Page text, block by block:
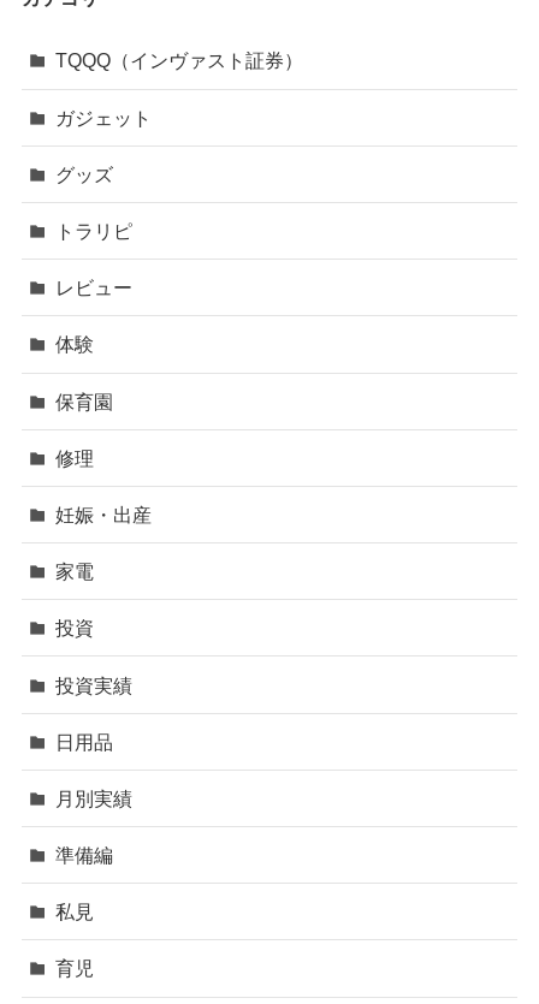
TQQQ（インヴァスト証券）
ガジェット
グッズ
トラリピ
レビュー
体験
保育園
修理
妊娠・出産
家電
投資
投資実績
日用品
月別実績
準備編
私見
育児